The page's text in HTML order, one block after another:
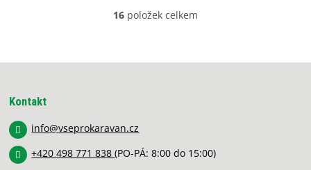
O
á
v
16 položek celkem
Kontakt
info@vseprokaravan.cz
+420 498 771 838(PO-PÁ: 8:00 do 15:00)